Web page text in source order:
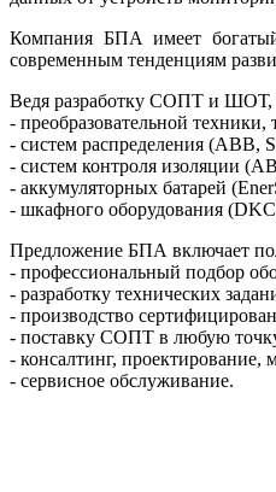
Компания БПА имеет
современным тенденциям
Ведя разработку СОПТ и ШОТ,
- преобразовательной
- систем распределения (ABB,
- систем контроля изоляции
- аккумуляторных батарей
- шкафного оборудования
Предложение БПА включает
- профессиональный подбор
- разработку технических
- производство
- поставку СОПТ в любую
- консалтинг,
- сервисное обслуживание.